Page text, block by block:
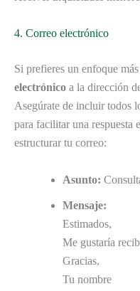
4. Correo electrónico
Si prefieres un enfoque
electrónico a la dirección
Asegúrate de incluir todos
para facilitar una respuesta
estructurar tu correo:
Asunto:
Mensaje:
Estimados,
Me gustaría
Gracias,
Tu nombre